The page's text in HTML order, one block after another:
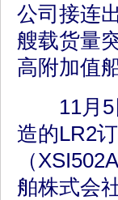
公司接连
艘载货量
高附加值
11月5日
造的LR2
（
舶株式会